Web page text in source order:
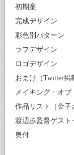
初期案
完成デザイン
彩色別パターン
ラフデザイン
ロゴデザイン
おまけ（Twitter掲
メイキング・オブ
作品リスト（金子
渡辺歩監督ゲスト
奥付